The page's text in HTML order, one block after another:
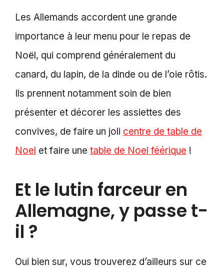
Les Allemands accordent une grande
importance à leur menu pour le repas de
Noël, qui comprend généralement du
canard, du lapin, de la dinde ou de l’oie rôtis.
Ils prennent notamment soin de bien
présenter et décorer les assiettes des
convives, de faire un joli centre de table de
Noel et faire une table de Noel féérique !
Et le lutin farceur en
Allemagne, y passe t-
il ?
Oui bien sur, vous trouverez d’ailleurs sur ce